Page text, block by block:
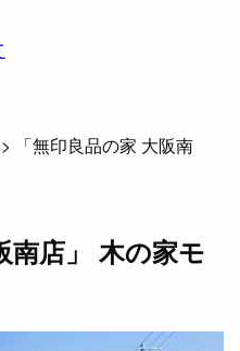
>
「無印良品の家 大阪南
南店」 木の家モ